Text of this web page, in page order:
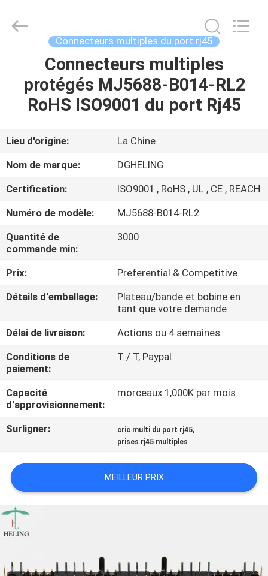
MAISON
PRODUITS
AU
SUJET
DE
VISITE
CONTRÔLE
QUALITÉ
CONTACTEZ-
NOUS
DEMANDEZ
CITATION
PLAN
DU
Connecteurs multiples du port rj45
Connecteurs multiples
protégés MJ5688-B014-RL2
RoHS ISO9001 du port Rj45
Lieu d'origine:
La Chine
Nom de marque:
DGHELING
Certification:
ISO9001 , RoHS , UL , CE , REACH
Numéro de modèle:
MJ5688-B014-RL2
Quantité de
commande min:
3000
Prix:
Preferential & Competitive
Détails d'emballage:
Plateau/bande et bobine en
tant que votre demande
Délai de livraison:
Actions ou 4 semaines
Conditions de
paiement:
T / T, Paypal
Capacité
d'approvisionnement:
morceaux 1,000K par mois
Surligner: cric multi du port rj45,
prises rj45 multiples
MEILLEUR PRIX